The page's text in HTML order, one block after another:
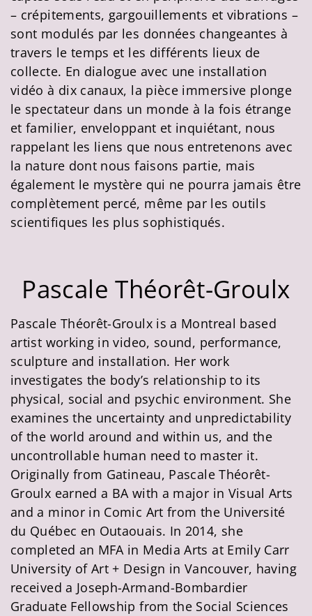
– crépitements, gargouillements et vibrations –
sont modulés par les données changeantes à
travers le temps et les différents lieux de
collecte. En dialogue avec une installation
vidéo à dix canaux, la pièce immersive plonge
le spectateur dans un monde à la fois étrange
et familier, enveloppant et inquiétant, nous
rappelant les liens que nous entretenons avec
la nature dont nous faisons partie, mais
également le mystère qui ne pourra jamais être
complètement percé, même par les outils
scientifiques les plus sophistiqués.
Pascale Théorêt-Groulx
Pascale Théorêt-Groulx is a Montreal based
artist working in video, sound, performance,
sculpture and installation. Her work
investigates the body’s relationship to its
physical, social and psychic environment. She
examines the uncertainty and unpredictability
of the world around and within us, and the
uncontrollable human need to master it.
Originally from Gatineau, Pascale Théorêt-
Groulx earned a BA with a major in Visual Arts
and a minor in Comic Art from the Université
du Québec en Outaouais. In 2014, she
completed an MFA in Media Arts at Emily Carr
University of Art + Design in Vancouver, having
received a Joseph-Armand-Bombardier
Graduate Fellowship from the Social Sciences